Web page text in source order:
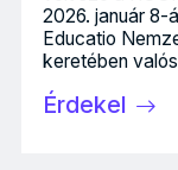
2026. január 8-
Educatio
keretében
Érdekel